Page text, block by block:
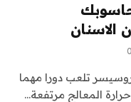
حاسوبك
الاسنان
0
تلعب دورا مهما
المعالج مرتفعة…